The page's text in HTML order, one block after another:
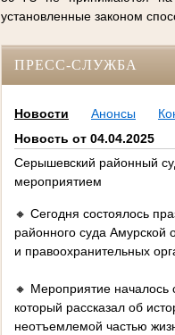
установленные законом
ПРЕСС-СЛУЖБА
Новости Анонсы
Новость от 04.04.2025
Серышевский районный
мероприятием
🔸 Сегодня состоялось
районного суда Амурской
и правоохранительных
🔸 Мероприятие началось
который рассказал об
неотъемлемой частью